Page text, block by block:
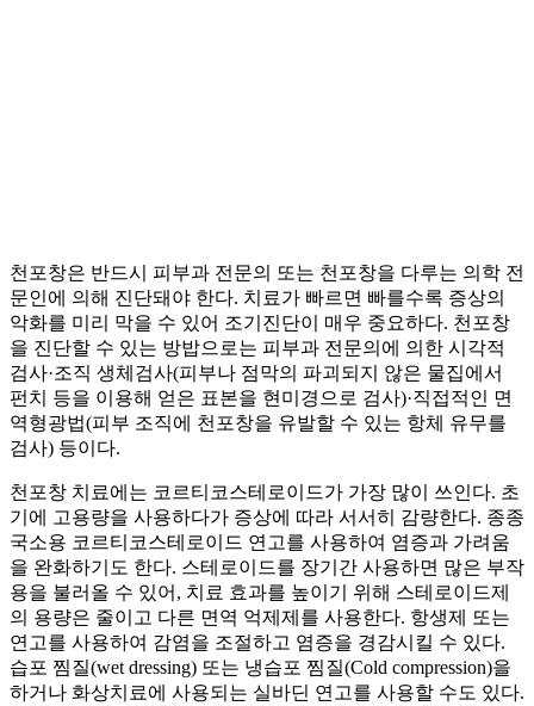
천포창은 반드시 피부과 전문의 또는 천포창을 다루는 의학 전
문인에 의해 진단돼야 한다. 치료가 빠르면 빠를수록 증상의
악화를 미리 막을 수 있어 조기진단이 매우 중요하다. 천포창
을 진단할 수 있는 방밥으로는 피부과 전문의에 의한 시각적
검사·조직 생체검사(피부나 점막의 파괴되지 않은 물집에서
펀치 등을 이용해 얻은 표본을 현미경으로 검사)·직접적인 면
역형광법(피부 조직에 천포창을 유발할 수 있는 항체 유무를
검사) 등이다.
천포창 치료에는 코르티코스테로이드가 가장 많이 쓰인다. 초
기에 고용량을 사용하다가 증상에 따라 서서히 감량한다. 종종
국소용 코르티코스테로이드 연고를 사용하여 염증과 가려움
을 완화하기도 한다. 스테로이드를 장기간 사용하면 많은 부작
용을 불러올 수 있어, 치료 효과를 높이기 위해 스테로이드제
의 용량은 줄이고 다른 면역 억제제를 사용한다. 항생제 또는
연고를 사용하여 감염을 조절하고 염증을 경감시킬 수 있다.
습포 찜질(wet dressing) 또는 냉습포 찜질(Cold compression)을
하거나 화상치료에 사용되는 실바딘 연고를 사용할 수도 있다.